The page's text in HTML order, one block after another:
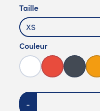
Taille
XS
Couleur
Blanc Rouge Noir
Quantité
-